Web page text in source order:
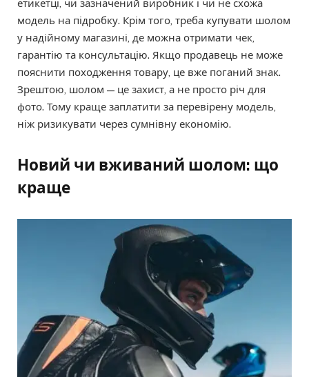
етикетці, чи зазначений виробник і чи не схожа
модель на підробку. Крім того, треба купувати шолом
у надійному магазині, де можна отримати чек,
гарантію та консультацію. Якщо продавець не може
пояснити походження товару, це вже поганий знак.
Зрештою, шолом — це захист, а не просто річ для
фото. Тому краще заплатити за перевірену модель,
ніж ризикувати через сумнівну економію.
Новий чи вживаний шолом: що
краще